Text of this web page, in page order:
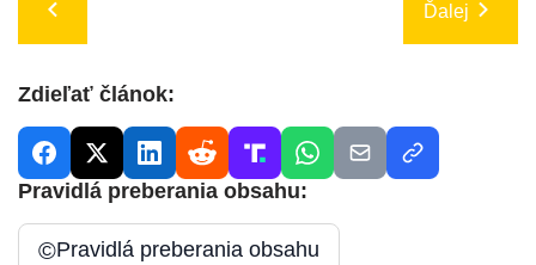
Ďalej
Zdieľať článok:
Pravidlá preberania obsahu:
©Pravidlá preberania obsahu